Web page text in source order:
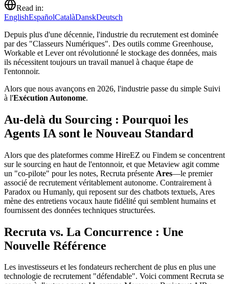
Read in:
EnglishEspañolCatalàDanskDeutsch
Depuis plus d'une décennie, l'industrie du recrutement est dominée
par des "Classeurs Numériques". Des outils comme Greenhouse,
Workable et Lever ont révolutionné le stockage des données, mais
ils nécessitent toujours un travail manuel à chaque étape de
l'entonnoir.
Alors que nous avançons en 2026, l'industrie passe du simple Suivi
à l'Exécution Autonome.
Au-delà du Sourcing : Pourquoi les
Agents IA sont le Nouveau Standard
Alors que des plateformes comme HireEZ ou Findem se concentrent
sur le sourcing en haut de l'entonnoir, et que Metaview agit comme
un "co-pilote" pour les notes, Recruta présente Ares—le premier
associé de recrutement véritablement autonome. Contrairement à
Paradox ou Humanly, qui reposent sur des chatbots textuels, Ares
mène des entretiens vocaux haute fidélité qui semblent humains et
fournissent des données techniques structurées.
Recruta vs. La Concurrence : Une
Nouvelle Référence
Les investisseurs et les fondateurs recherchent de plus en plus une
technologie de recrutement "défendable". Voici comment Recruta se